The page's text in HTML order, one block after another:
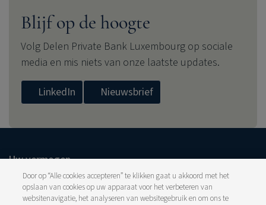
Blijf op de hoogte
Volg Delen Private Bank Luxembourg op sociale
media en mis niets van onze laatste updates.
LinkedIn
Nieuwsbrief
Uw vermogen
Vermogensbeheer
Vermogensplanning
Door op “Alle cookies accepteren” te klikken gaat u akkoord met het
opslaan van cookies op uw apparaat voor het verbeteren van
websitenavigatie, het analyseren van websitegebruik en om ons te